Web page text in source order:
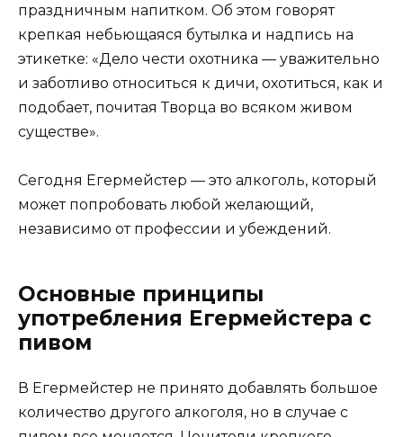
праздничным напитком. Об этом говорят
крепкая небьющаяся бутылка и надпись на
этикетке: «Дело чести охотника — уважительно
и заботливо относиться к дичи, охотиться, как и
подобает, почитая Творца во всяком живом
существе».
Сегодня Егермейстер — это алкоголь, который
может попробовать любой желающий,
независимо от профессии и убеждений.
Основные принципы
употребления Егермейстера с
пивом
В Егермейстер не принято добавлять большое
количество другого алкоголя, но в случае с